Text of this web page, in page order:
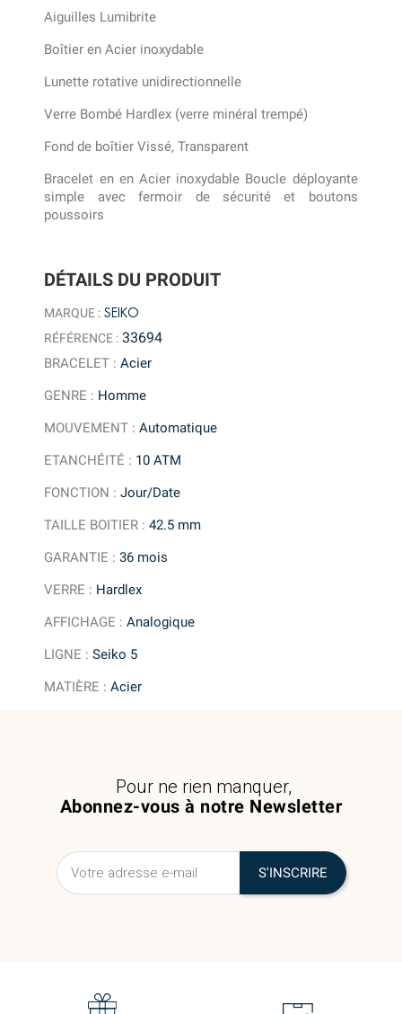
DÉTAILS DU PRODUIT
MARQUE : SEIKO
RÉFÉRENCE : 33694
BRACELET :Acier
GENRE : Homme
MOUVEMENT :Automatique
ETANCHÉITÉ : 10 ATM
FONCTION :Jour/Date
TAILLE BOITIER :42.5 mm
GARANTIE :36 mois
VERRE : Hardlex
AFFICHAGE :Analogique
LIGNE :Seiko 5
MATIÈRE :Acier
Aiguilles Lumibrite
Boîtier en Acier inoxydable
Lunette rotative unidirectionnelle
Verre Bombé Hardlex (verre minéral trempé)
Fond de boîtier Vissé, Transparent
Bracelet en en Acier inoxydable Boucle déployante
simple avec fermoir de sécurité et boutons
poussoirs
Abonnez-vous à notre Newsletter
Pour ne rien manquer,